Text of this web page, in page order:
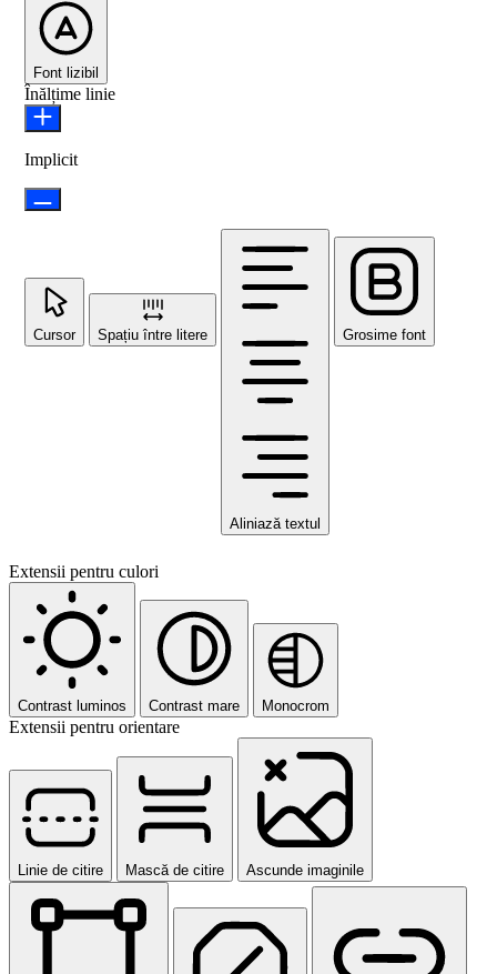
Font lizibil
Înălțime linie
Implicit
Cursor Spațiu între litere
Aliniază textul
Grosime font
Extensii pentru culori
Contrast luminos Contrast mare Monocrom
Extensii pentru orientare
Linie de citire Mască de citire Ascunde imaginile